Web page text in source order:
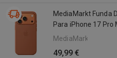
MediaMarkt Funda De Silicona Con Magsafe Apple
Para iPhone 17 Pro Max,
MediaMarkt
49,99 €